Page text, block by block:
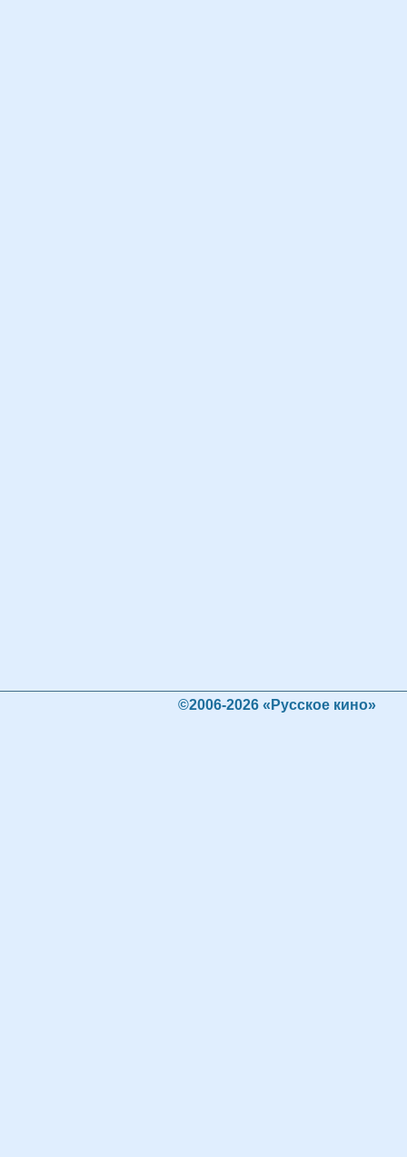
©2006-2026 «Русское кино»